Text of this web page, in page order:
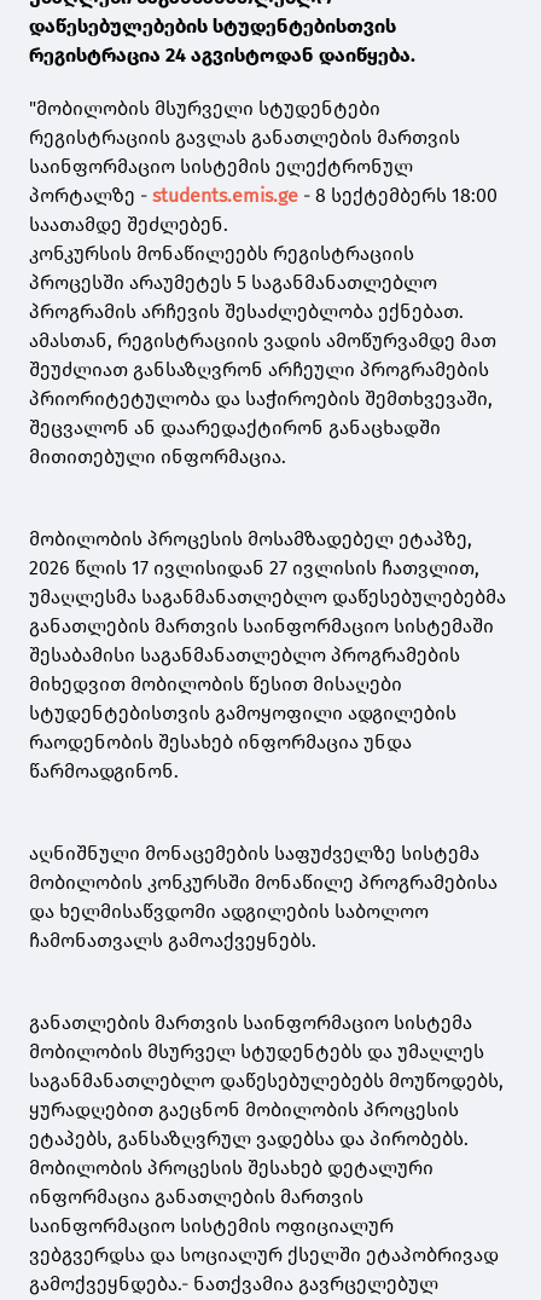
დაწესებულებების სტუდენტებისთვის
რეგისტრაცია 24 აგვისტოდან დაიწყება.
"მობილობის მსურველი სტუდენტები
რეგისტრაციის გავლას განათლების მართვის
საინფორმაციო სისტემის ელექტრონულ
პორტალზე - students.emis.ge - 8 სექტემბერს 18:00
საათამდე შეძლებენ.
კონკურსის მონაწილეებს რეგისტრაციის
პროცესში არაუმეტეს 5 საგანმანათლებლო
პროგრამის არჩევის შესაძლებლობა ექნებათ.
ამასთან, რეგისტრაციის ვადის ამოწურვამდე მათ
შეუძლიათ განსაზღვრონ არჩეული პროგრამების
პრიორიტეტულობა და საჭიროების შემთხვევაში,
შეცვალონ ან დაარედაქტირონ განაცხადში
მითითებული ინფორმაცია.
მობილობის პროცესის მოსამზადებელ ეტაპზე,
2026 წლის 17 ივლისიდან 27 ივლისის ჩათვლით,
უმაღლესმა საგანმანათლებლო დაწესებულებებმა
განათლების მართვის საინფორმაციო სისტემაში
შესაბამისი საგანმანათლებლო პროგრამების
მიხედვით მობილობის წესით მისაღები
სტუდენტებისთვის გამოყოფილი ადგილების
რაოდენობის შესახებ ინფორმაცია უნდა
წარმოადგინონ.
აღნიშნული მონაცემების საფუძველზე სისტემა
მობილობის კონკურსში მონაწილე პროგრამებისა
და ხელმისაწვდომი ადგილების საბოლოო
ჩამონათვალს გამოაქვეყნებს.
განათლების მართვის საინფორმაციო სისტემა
მობილობის მსურველ სტუდენტებს და უმაღლეს
საგანმანათლებლო დაწესებულებებს მოუწოდებს,
ყურადღებით გაეცნონ მობილობის პროცესის
ეტაპებს, განსაზღვრულ ვადებსა და პირობებს.
მობილობის პროცესის შესახებ დეტალური
ინფორმაცია განათლების მართვის
საინფორმაციო სისტემის ოფიციალურ
ვებგვერდსა და სოციალურ ქსელში ეტაპობრივად
გამოქვეყნდება.- ნათქვამია გავრცელებულ